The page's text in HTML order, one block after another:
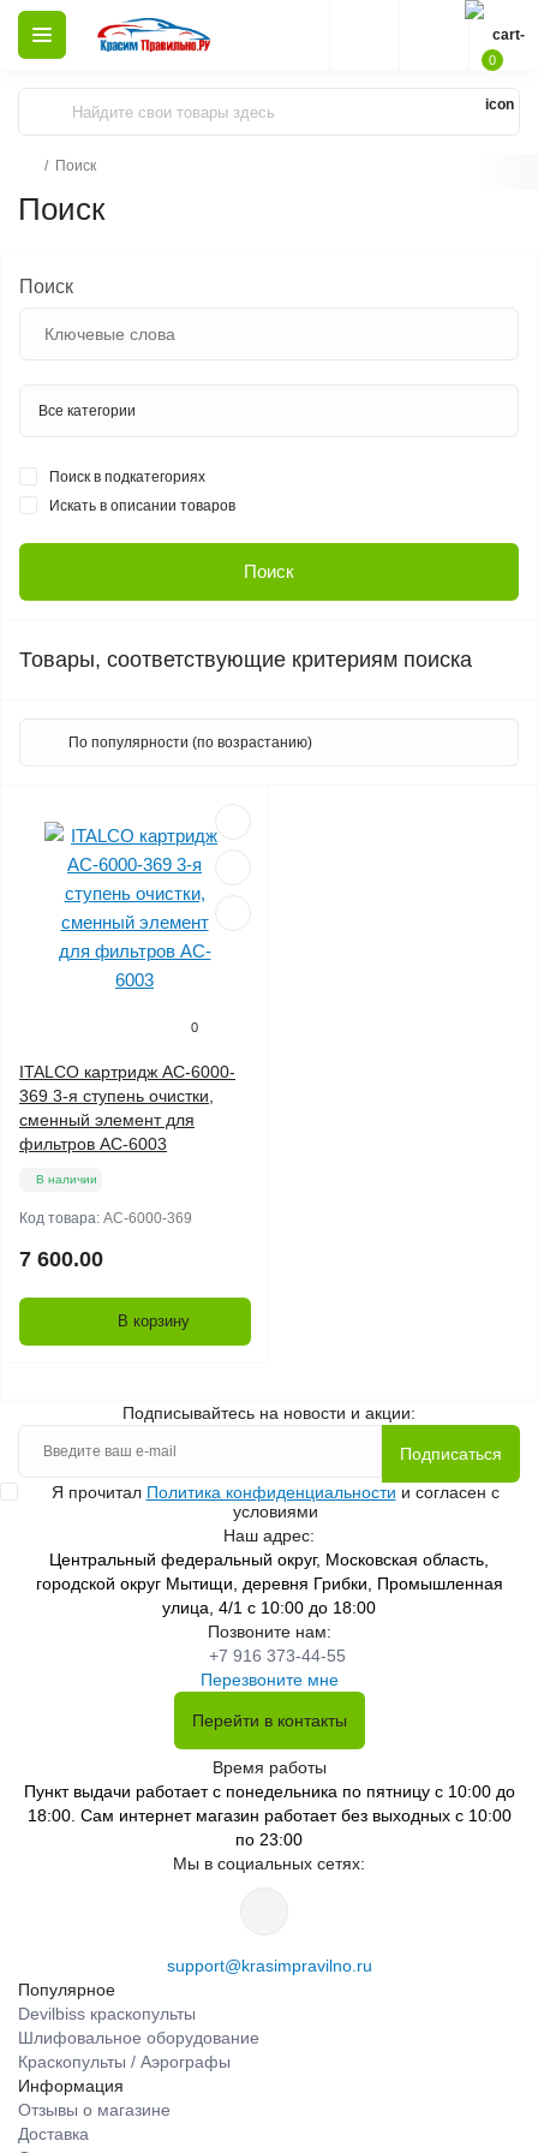
0
Поиск
Поиск
Поиск
Поиск в подкатегориях
Искать в описании товаров
Товары, соответствующие критериям поиска
0
ITALCO картридж AC-6000-
369 3-я ступень очистки,
сменный элемент для
фильтров AC-6003
В наличии
Код товара: AC-6000-369
7 600.00
В корзину
Подписывайтесь на новости и акции:
Подписаться
Я прочитал Политика конфиденциальности и согласен с
условиями
Наш адрес:
Центральный федеральный округ, Московская область,
городской округ Мытищи, деревня Грибки, Промышленная
улица, 4/1 с 10:00 до 18:00
Позвоните нам:
+7 916 373-44-55
Перезвоните мне
Перейти в контакты
Время работы
Пункт выдачи работает с понедельника по пятницу с 10:00 до
18:00. Сам интернет магазин работает без выходных с 10:00
по 23:00
Мы в социальных сетях:
support@krasimpravilno.ru
Популярное
Devilbiss краскопульты
Шлифовальное оборудование
Краскопульты / Аэрографы
Информация
Отзывы о магазине
Доставка